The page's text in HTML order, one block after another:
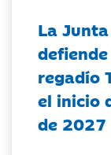
La
regadío
el inicio
de 2027